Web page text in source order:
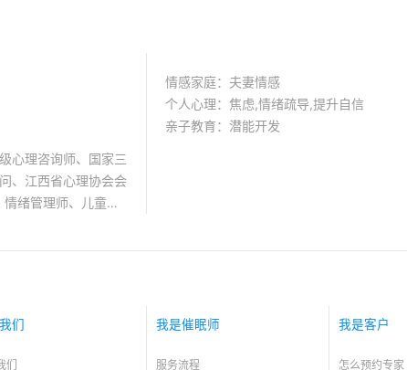
心理咨询师、国家三
、江西省心理协会会
绪管理师、儿童心
恐惧心理等长期的情
自卑，胆小惯弱，
情感家庭：夫妻情感
个人心理：焦虑,情绪疏导,提升自信
亲子教育：潜能开发
们
们
我是催眠师
服务流程
我是客户
怎么预约专家